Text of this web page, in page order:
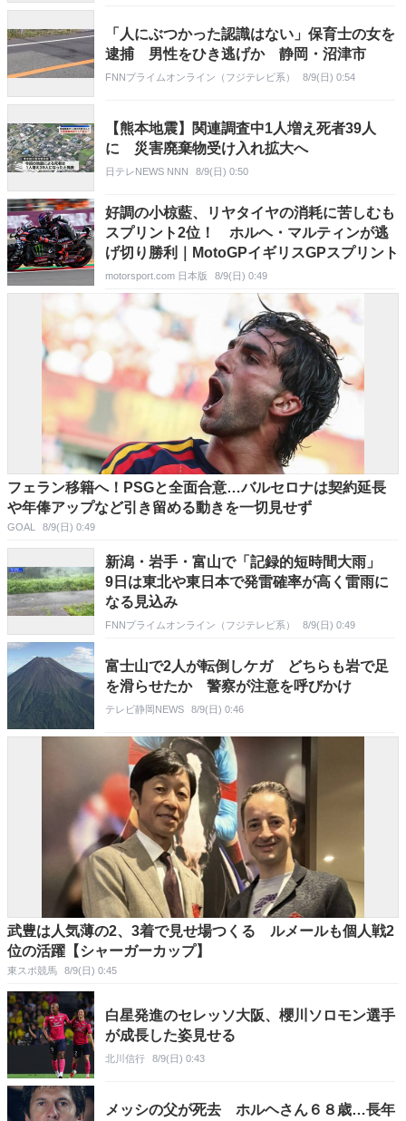
「人にぶつかった認識はない」保育士の女を
逮捕 男性をひき逃げか 静岡・沼津市
FNNプライムオンライン（フジテレビ系） 8/9(日) 0:54
【熊本地震】関連調査中1人増え死者39人
に 災害廃棄物受け入れ拡大へ
日テレNEWS NNN 8/9(日) 0:50
好調の小椋藍、リヤタイヤの消耗に苦しむも
スプリント2位！ ホルヘ・マルティンが逃
げ切り勝利｜MotoGPイギリスGPスプリント
motorsport.com 日本版 8/9(日) 0:49
フェラン移籍へ！PSGと全面合意…バルセロナは契約延長
や年俸アップなど引き留める動きを一切見せず
GOAL 8/9(日) 0:49
新潟・岩手・富山で「記録的短時間大雨」
9日は東北や東日本で発雷確率が高く雷雨に
なる見込み
FNNプライムオンライン（フジテレビ系） 8/9(日) 0:49
富士山で2人が転倒しケガ どちらも岩で足
を滑らせたか 警察が注意を呼びかけ
テレビ静岡NEWS 8/9(日) 0:46
武豊は人気薄の2、3着で見せ場つくる ルメールも個人戦2
位の活躍【シャーガーカップ】
東スポ競馬 8/9(日) 0:45
白星発進のセレッソ大阪、櫻川ソロモン選手
が成長した姿見せる
北川信行 8/9(日) 0:43
メッシの父が死去 ホルヘさん６８歳…長年